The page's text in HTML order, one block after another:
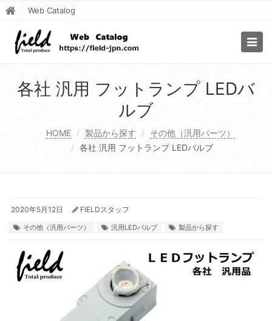
Web Catalog
各社 汎用 フットランプ LEDバ
ルブ
HOME 製品から探す
その他（汎用パーツ）
各社 汎用 フットランプ LEDバルブ
2020年5月12日 FIELDスタッフ
その他（汎用パーツ） 汎用LEDバルブ 製品から探す